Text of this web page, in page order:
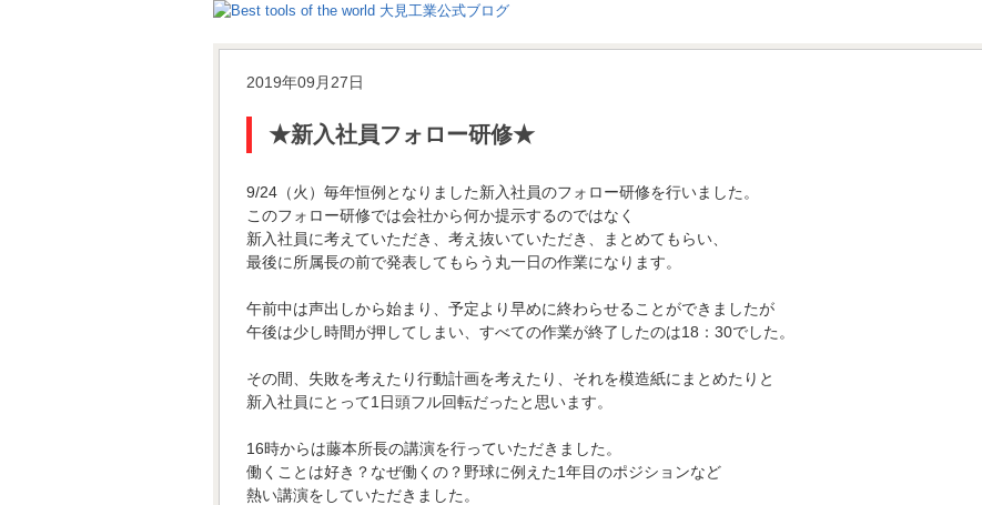
2019年09月27日
★新入社員フォロー研修★
9/24（火）毎年恒例となりました新入社員のフォロー研修を行いました。
このフォロー研修では会社から何か提示するのではなく
新入社員に考えていただき、考え抜いていただき、まとめてもらい、
最後に所属長の前で発表してもらう丸一日の作業になります。
午前中は声出しから始まり、予定より早めに終わらせることができましたが
午後は少し時間が押してしまい、すべての作業が終了したのは18：30でした。
その間、失敗を考えたり行動計画を考えたり、それを模造紙にまとめたりと
新入社員にとって1日頭フル回転だったと思います。
16時からは藤本所長の講演を行っていただきました。
働くことは好き？なぜ働くの？野球に例えた1年目のポジションなど
熱い講演をしていただきました。